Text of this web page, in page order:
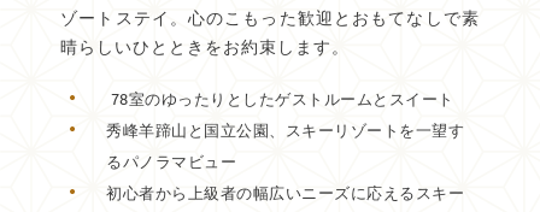
ゾートステイ。心のこもった歓迎とおもてなしで素
晴らしいひとときをお約束します。
78室のゆったりとしたゲストルームとスイート
秀峰羊蹄山と国立公園、スキーリゾートを一望す
るパノラマビュー
初心者から上級者の幅広いニーズに応えるスキー